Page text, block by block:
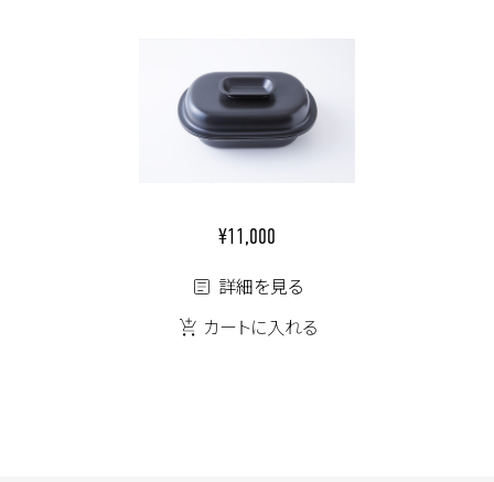
¥11,000
詳細を見る
カートに入れる